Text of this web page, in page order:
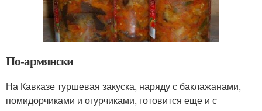
По-армянски
На Кавказе туршевая закуска, наряду с баклажанами,
помидорчиками и огурчиками, готовится еще и с